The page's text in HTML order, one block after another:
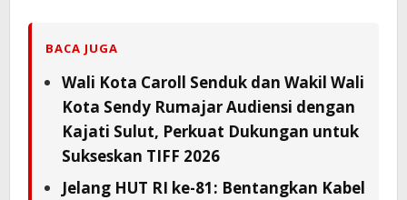
BACA JUGA
Wali Kota Caroll Senduk dan Wakil Wali
Kota Sendy Rumajar Audiensi dengan
Kajati Sulut, Perkuat Dukungan untuk
Sukseskan TIFF 2026
Jelang HUT RI ke-81: Bentangkan Kabel